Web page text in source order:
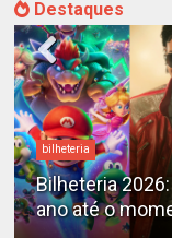
Destaques
Destaques
X-Men no
além do reboot